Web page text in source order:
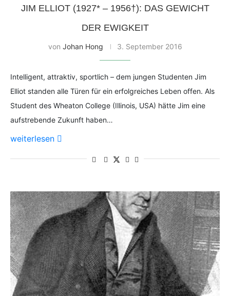
JIM ELLIOT (1927* – 1956†): DAS GEWICHT
DER EWIGKEIT
von Johan Hong 3. September 2016
Intelligent, attraktiv, sportlich – dem jungen Studenten Jim
Elliot standen alle Türen für ein erfolgreiches Leben offen. Als
Student des Wheaton College (Illinois, USA) hätte Jim eine
aufstrebende Zukunft haben…
weiterlesen